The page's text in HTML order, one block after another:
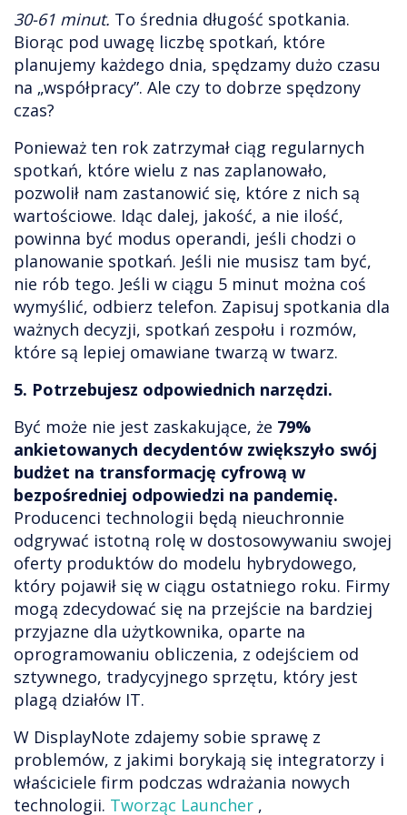
30-61 minut. To średnia długość spotkania.
Biorąc pod uwagę liczbę spotkań, które
planujemy każdego dnia, spędzamy dużo czasu
na „współpracy”. Ale czy to dobrze spędzony
czas?
Ponieważ ten rok zatrzymał ciąg regularnych
spotkań, które wielu z nas zaplanowało,
pozwolił nam zastanowić się, które z nich są
wartościowe. Idąc dalej, jakość, a nie ilość,
powinna być modus operandi, jeśli chodzi o
planowanie spotkań. Jeśli nie musisz tam być,
nie rób tego. Jeśli w ciągu 5 minut można coś
wymyślić, odbierz telefon. Zapisuj spotkania dla
ważnych decyzji, spotkań zespołu i rozmów,
które są lepiej omawiane twarzą w twarz.
5. Potrzebujesz odpowiednich narzędzi.
Być może nie jest zaskakujące, że 79%
ankietowanych decydentów zwiększyło swój
budżet na transformację cyfrową w
bezpośredniej odpowiedzi na pandemię.
Producenci technologii będą nieuchronnie
odgrywać istotną rolę w dostosowywaniu swojej
oferty produktów do modelu hybrydowego,
który pojawił się w ciągu ostatniego roku. Firmy
mogą zdecydować się na przejście na bardziej
przyjazne dla użytkownika, oparte na
oprogramowaniu obliczenia, z odejściem od
sztywnego, tradycyjnego sprzętu, który jest
plagą działów IT.
W DisplayNote zdajemy sobie sprawę z
problemów, z jakimi borykają się integratorzy i
właściciele firm podczas wdrażania nowych
technologii. Tworząc Launcher ,